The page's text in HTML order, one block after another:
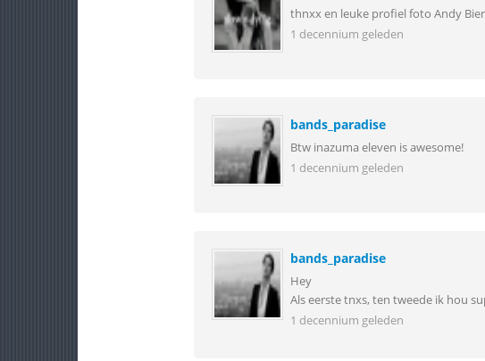
thnxx en leuke profiel foto Andy
1 decennium geleden
bands_paradise
Btw inazuma eleven is awesome!
1 decennium geleden
bands_paradise
Hey
Als eerste tnxs, ten tweede ik hou
1 decennium geleden